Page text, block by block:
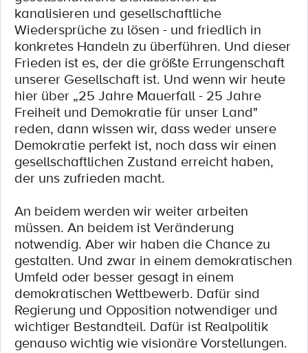
kanalisieren und gesellschaftliche
Wiedersprüche zu lösen - und friedlich in
konkretes Handeln zu überführen. Und dieser
Frieden ist es, der die größte Errungenschaft
unserer Gesellschaft ist. Und wenn wir heute
hier über „25 Jahre Mauerfall - 25 Jahre
Freiheit und Demokratie für unser Land"
reden, dann wissen wir, dass weder unsere
Demokratie perfekt ist, noch dass wir einen
gesellschaftlichen Zustand erreicht haben,
der uns zufrieden macht.
An beidem werden wir weiter arbeiten
müssen. An beidem ist Veränderung
notwendig. Aber wir haben die Chance zu
gestalten. Und zwar in einem demokratischen
Umfeld oder besser gesagt in einem
demokratischen Wettbewerb. Dafür sind
Regierung und Opposition notwendiger und
wichtiger Bestandteil. Dafür ist Realpolitik
genauso wichtig wie visionäre Vorstellungen.